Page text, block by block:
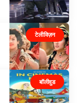
टेलीविज़न
बॉलीवुड